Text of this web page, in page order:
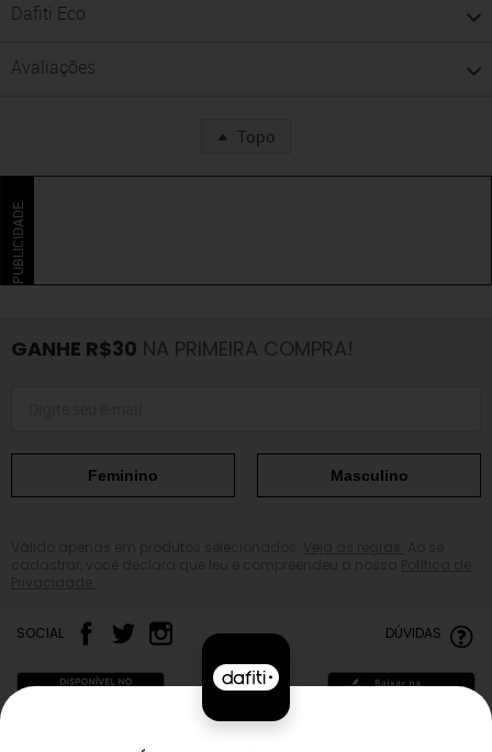
Dafiti Eco
Avaliações
Topo
PUBLICIDADE
GANHE R$30 NA PRIMEIRA COMPRA!
Feminino Masculino
SOCIAL DÚVIDAS